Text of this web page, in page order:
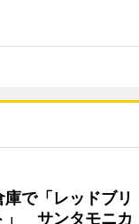
で「レッドブリ
」 サンタモニカ